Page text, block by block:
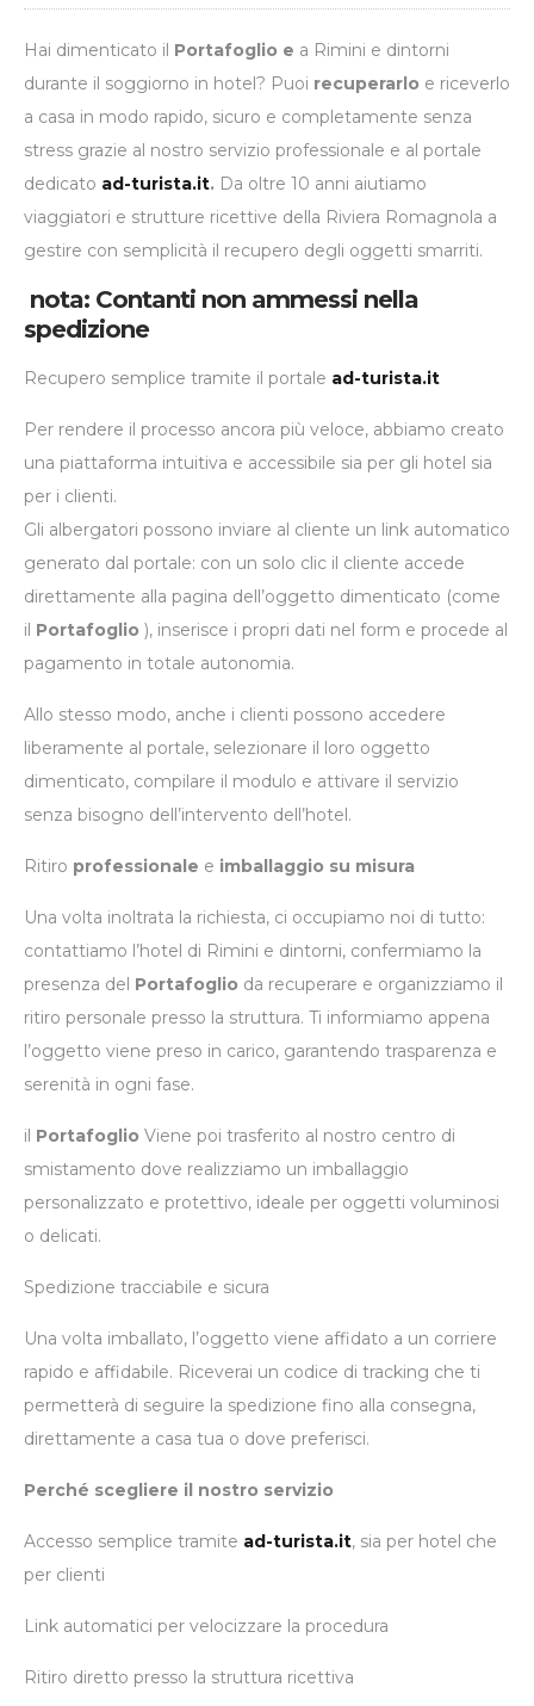
Hai dimenticato il Portafoglio e a Rimini e dintorni
durante il soggiorno in hotel? Puoi recuperarlo e riceverlo
a casa in modo rapido, sicuro e completamente senza
stress grazie al nostro servizio professionale e al portale
dedicato ad-turista.it. Da oltre 10 anni aiutiamo
viaggiatori e strutture ricettive della Riviera Romagnola a
gestire con semplicità il recupero degli oggetti smarriti.
nota: Contanti non ammessi nella
spedizione
Recupero semplice tramite il portale ad-turista.it
Per rendere il processo ancora più veloce, abbiamo creato
una piattaforma intuitiva e accessibile sia per gli hotel sia
per i clienti.
Gli albergatori possono inviare al cliente un link automatico
generato dal portale: con un solo clic il cliente accede
direttamente alla pagina dell’oggetto dimenticato (come
il Portafoglio ), inserisce i propri dati nel form e procede al
pagamento in totale autonomia.
Allo stesso modo, anche i clienti possono accedere
liberamente al portale, selezionare il loro oggetto
dimenticato, compilare il modulo e attivare il servizio
senza bisogno dell’intervento dell’hotel.
Ritiro professionale e imballaggio su misura
Una volta inoltrata la richiesta, ci occupiamo noi di tutto:
contattiamo l’hotel di Rimini e dintorni, confermiamo la
presenza del Portafoglio da recuperare e organizziamo il
ritiro personale presso la struttura. Ti informiamo appena
l’oggetto viene preso in carico, garantendo trasparenza e
serenità in ogni fase.
il Portafoglio Viene poi trasferito al nostro centro di
smistamento dove realizziamo un imballaggio
personalizzato e protettivo, ideale per oggetti voluminosi
o delicati.
Spedizione tracciabile e sicura
Una volta imballato, l’oggetto viene affidato a un corriere
rapido e affidabile. Riceverai un codice di tracking che ti
permetterà di seguire la spedizione fino alla consegna,
direttamente a casa tua o dove preferisci.
Perché scegliere il nostro servizio
Accesso semplice tramite ad-turista.it, sia per hotel che
per clienti
Link automatici per velocizzare la procedura
Ritiro diretto presso la struttura ricettiva